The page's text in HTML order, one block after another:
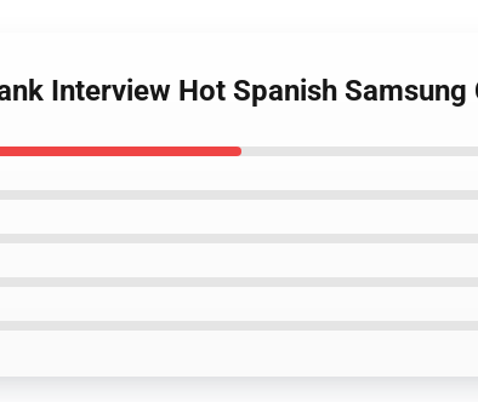
Interview Hot Spanish Samsung